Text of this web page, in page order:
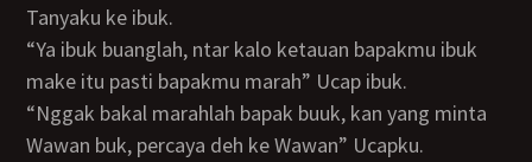
Tanyaku ke ibuk.
“Ya ibuk buanglah, ntar kalo ketauan bapakmu ibuk
make itu pasti bapakmu marah” Ucap ibuk.
“Nggak bakal marahlah bapak buuk, kan yang minta
Wawan buk, percaya deh ke Wawan” Ucapku.